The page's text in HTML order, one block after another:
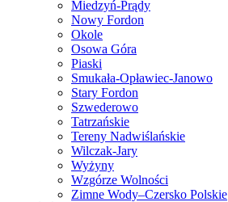
Miedzyń-Prądy
Nowy Fordon
Okole
Osowa Góra
Piaski
Smukała-Opławiec-Janowo
Stary Fordon
Szwederowo
Tatrzańskie
Tereny Nadwiślańskie
Wilczak-Jary
Wyżyny
Wzgórze Wolności
Zimne Wody–Czersko Polskie